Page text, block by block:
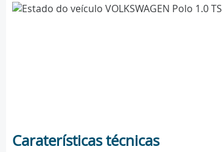
Caraterísticas técnicas